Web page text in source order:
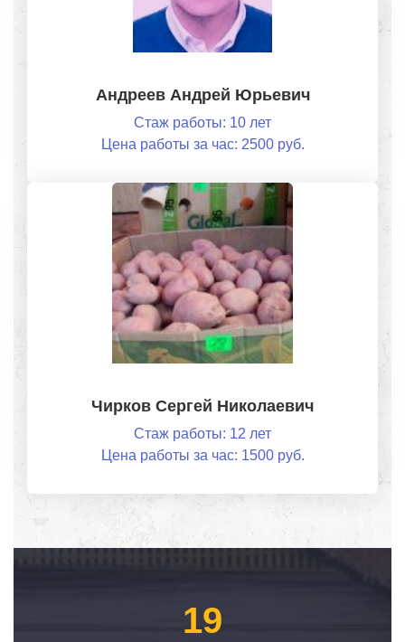
Андреев Андрей Юрьевич
Стаж работы: 10 лет
Цена работы за час: 2500 руб.
Чирков Сергей Николаевич
Стаж работы: 12 лет
Цена работы за час: 1500 руб.
19